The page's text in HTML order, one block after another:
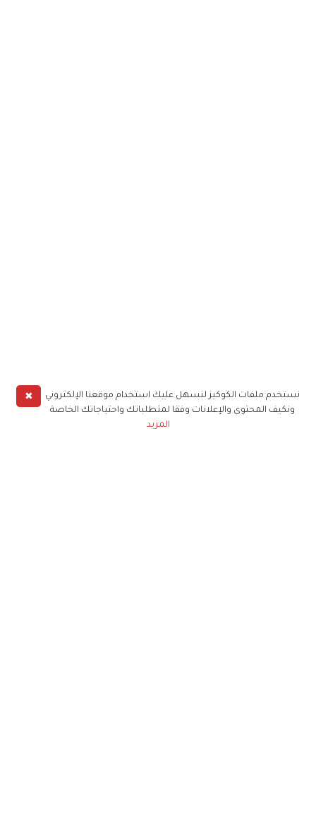
✖
نستخدم ملفات الكوكيز لنسهل عليك استخدام موقعنا الإلكتروني
ونكيف المحتوى والإعلانات وفقا لمتطلباتك واحتياجاتك الخاصة
المزيد